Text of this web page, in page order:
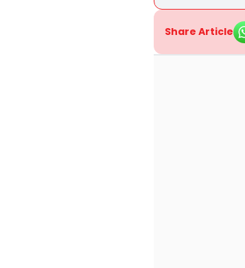
Share Article